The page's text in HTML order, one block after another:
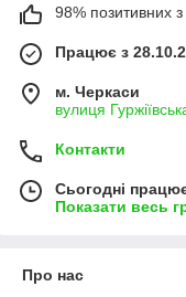
98% позитивних з
Працює з
м. Черкаси
вулиця
Контакти
Сьогодні
Показати весь
Про нас